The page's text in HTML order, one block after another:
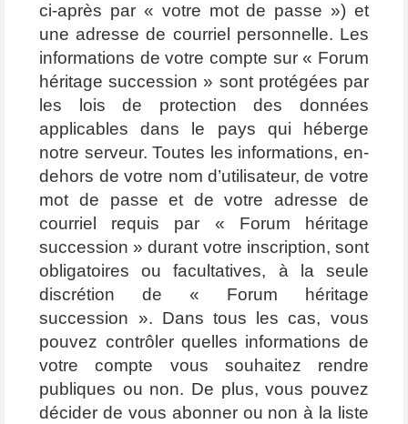
ci-après par « votre mot de passe ») et
une adresse de courriel personnelle. Les
informations de votre compte sur « Forum
héritage succession » sont protégées par
les lois de protection des données
applicables dans le pays qui héberge
notre serveur. Toutes les informations, en-
dehors de votre nom d’utilisateur, de votre
mot de passe et de votre adresse de
courriel requis par « Forum héritage
succession » durant votre inscription, sont
obligatoires ou facultatives, à la seule
discrétion de « Forum héritage
succession ». Dans tous les cas, vous
pouvez contrôler quelles informations de
votre compte vous souhaitez rendre
publiques ou non. De plus, vous pouvez
décider de vous abonner ou non à la liste